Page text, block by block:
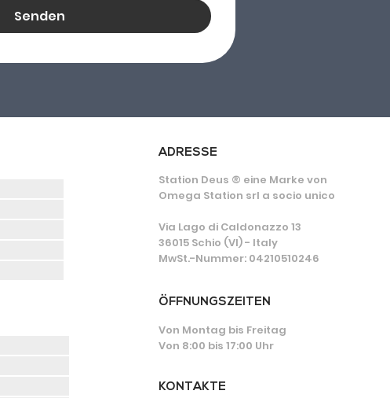
Senden
ADRESSE
Station Deus ® eine Marke von
Omega Station srl a socio unico
Via Lago di Caldonazzo 13
36015 Schio (VI) - Italy
MwSt.-Nummer: 04210510246
ÖFFNUNGSZEITEN
Von Montag bis Freitag
Von 8:00 bis 17:00 Uhr
KONTAKTE